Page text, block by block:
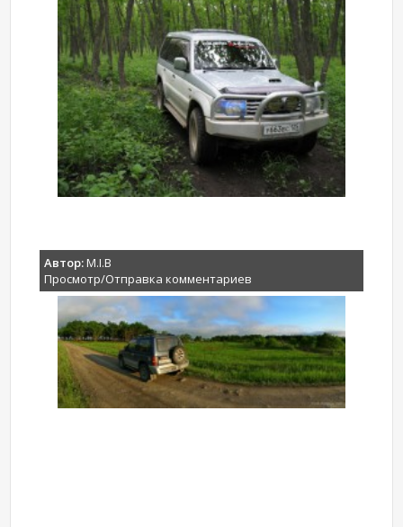
Автор:M.I.B
Просмотр/Отправка комментариев